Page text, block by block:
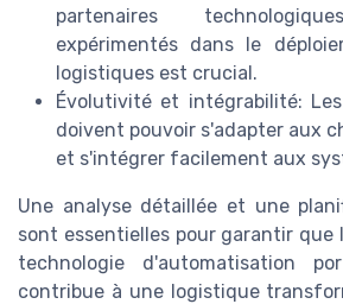
partenaires
expérimentés dans le
logistiques est crucial.
Évolutivité et intégrabilité:
doivent pouvoir s'adapter aux
et s'intégrer facilement aux
Une analyse détaillée et une
sont essentielles pour garantir que
technologie d'automatisation
contribue à une logistique